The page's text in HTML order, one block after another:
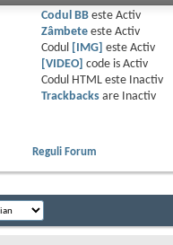
Codul BBeste Activ
Zâmbeteeste Activ
Codul
[IMG] este Activ
[VIDEO] code is Activ
Codul HTML este
Inactiv
Trackbacksare
Inactiv
Reguli Forum